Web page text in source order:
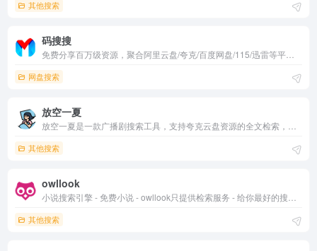
其他搜索
码搜搜
网盘搜索
放空一夏
其他搜索
owllook
其他搜索